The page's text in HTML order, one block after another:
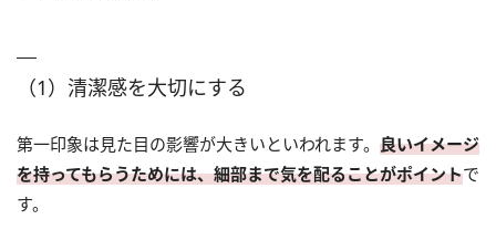
（1）清潔感を大切にする
第一印象は見た目の影響が大きいといわれます。 良いイメージ
を持ってもらうためには、細部まで気を配ることがポイントで
す。